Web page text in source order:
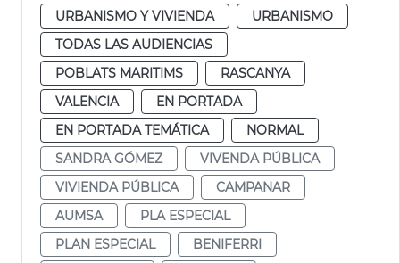
URBANISMO Y VIVIENDA
URBANISMO
TODAS LAS AUDIENCIAS
POBLATS MARITIMS
RASCANYA
VALENCIA
EN PORTADA
EN PORTADA TEMÁTICA
NORMAL
SANDRA GÓMEZ
VIVENDA PÚBLICA
VIVIENDA PÚBLICA
CAMPANAR
AUMSA
PLA ESPECIAL
PLAN ESPECIAL
BENIFERRI